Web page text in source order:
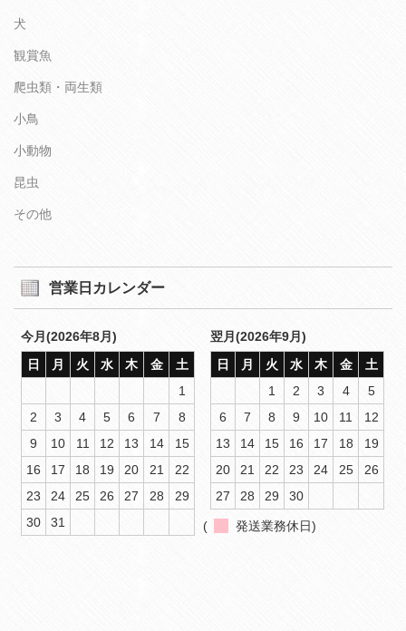
犬
観賞魚
爬虫類・両生類
小鳥
小動物
昆虫
その他
営業日カレンダー
今月(2026年8月)
日
月 火 水 木 金
土
1
2
3 4 5 6 7
8
9
10 11 12 13 14
15
16
17 18 19 20 21
22
23
24 25 26 27 28
29
30
31
翌月(2026年9月)
日
月 火 水 木 金
土
1
2 3 4
5
6
7 8 9 10 11
12
13
14 15 16 17 18
19
20
21 22 23 24 25
26
27
28 29 30
( 発送業務休日)